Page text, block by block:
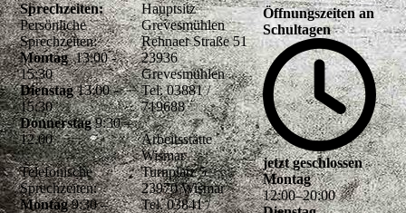
Sprechzeiten:
Persönliche
Sprechzeiten:
Montag13:00 -
15:30
Dienstag13:00 –
15:30
Donnerstag9:30 –
12.00
Telefonische
Sprechzeiten:
Montag9:30 –
Hauptsitz
Grevesmühlen
Rehnaer Straße 51
23936
Grevesmühlen
Tel. 03881 /
719688
Arbeitsstätte
Wismar
Turnplatz 5
23970 Wismar
Tel. 03841 /
Öffnungszeiten an
Schultagen
jetzt geschlossen
Montag
12:00–20:00